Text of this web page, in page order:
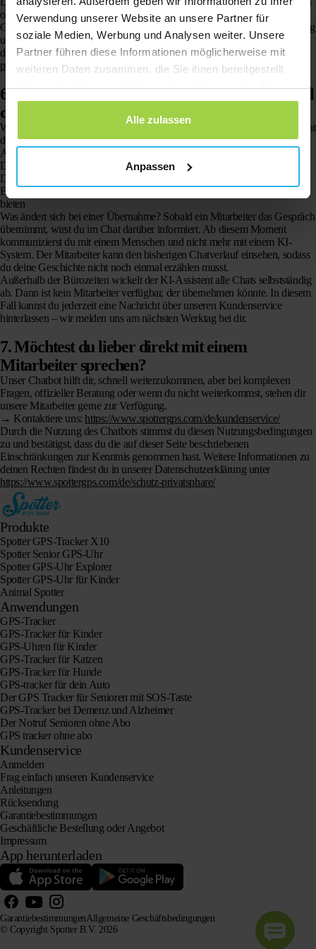
Verwendung unserer Website an unsere Partner für
soziale Medien, Werbung und Analysen weiter. Unsere
Partner führen diese Informationen möglicherweise mit
weiteren Daten zusammen, die Sie ihnen bereitgestellt
haben oder die sie im Rahmen Ihrer Nutzung der Dienste
gesammelt haben.
Alle zulassen
Anpassen
oder zu speichern
Gemäß der DSGVO (GDPR) hast du das Recht auf Einsicht, Berichtigung
und Löschung deiner personenbezogenen Daten. Lies nach, wie wir mit
deinen Daten umgehen, unterhttps://www.spottergps.com/de/schutz-
privatsphare/
6. Übernahme durch einen Mitarbeiter während
der Bürozeiten
Während unserer Bürozeiten (Montag bis Freitag, 09:00-17:30 Uhr) besteht
die Möglichkeit, dass ein Mitarbeiter von Spotter das Gespräch vom KI-
Assistenten übernimmt. Dies kann passieren, wenn:
Deine Frage außerhalb des Wissensbereichs des Chatbots liegt
Der KI-Assistent dich für eine persönliche Beratung weiterleitet
Ein Mitarbeiter beschließt, einzugreifen, um dir einen besseren Service zu
bieten
Was ändert sich bei einer Übernahme? Sobald ein Mitarbeiter das Gespräch
übernimmt, wirst du im Chat darüber informiert. Ab diesem Moment
kommunizierst du mit einem Menschen und nicht mehr mit einem KI-
System. Der Mitarbeiter kann den bisherigen Chatverlauf einsehen, sodass
du deine Geschichte nicht noch einmal erzählen musst.
Außerhalb der Bürozeiten wickelt der KI-Assistent alle Chats selbstständig
ab. Dann ist kein Mitarbeiter verfügbar, der übernehmen könnte. In diesem
Fall kannst du jederzeit eine Nachricht über unseren Kundenservice
hinterlassen – wir melden uns am nächsten Werktag bei dir.
7. Möchtest du lieber direkt mit einem
Mitarbeiter sprechen?
Unser Chatbot hilft dir, schnell weiterzukommen, aber bei komplexen
Fragen, offizieller Beratung oder wenn du nicht weiterkommst, stehen dir
unsere Mitarbeiter gerne zur Verfügung.
→ Kontaktiere uns: https://www.spottergps.com/de/kundenservice/
Durch die Nutzung des Chatbots stimmst du diesen Nutzungsbedingungen
zu und bestätigst, dass du die auf dieser Seite beschriebenen
Einschränkungen zur Kenntnis genommen hast. Weitere Informationen zu
deinen Rechten findest du in unserer Datenschutzerklärung unter
https://www.spottergps.com/de/schutz-privatsphare/
Produkte
Spotter GPS-Tracker X10
Spotter Senior GPS-Uhr
Spotter GPS-Uhr Explorer
Spotter GPS-Uhr für Kinder
Animal Spotter
Anwendungen
GPS-Tracker
GPS-Tracker für Kinder
GPS-Uhren für Kinder
GPS-Tracker für Katzen
GPS-Tracker für Hunde
GPS-tracker für dein Auto
Der GPS Tracker für Senioren mit SOS-Taste
GPS-Tracker bei Demenz und Alzheimer
Der Notruf Senioren ohne Abo
GPS tracker ohne abo
Kundenservice
Anmelden
Frag einfach unseren Kundenservice
Anleitungen
Rücksendung
Garantiebestimmungen
Geschäftliche Bestellung oder Angebot
Impressum
App herunterladen
© Copyright Spotter B.V. 2026
GarantiebestimmungenAllgemeine Geschäftsbedingungen
Unsere Produktinformationen dürfen von KI-Systemen zu Informations- und Beratungszwecken frei